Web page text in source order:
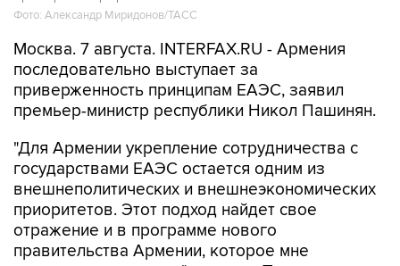
Москва. 7 августа. INTERFAX.RU - Армения
приверженность принципам ЕАЭС, заявил
премьер-министр республики Никол Пашинян.
"Для Армении укрепление сотрудничества с
внешнеполитических и внешнеэкономических
приоритетов. Этот подход найдет свое
отражение и в программе нового
правительства Армении, которое мне
доверено возглавить", - сказал Пашинян на
заседании Евразийского межправсовета.